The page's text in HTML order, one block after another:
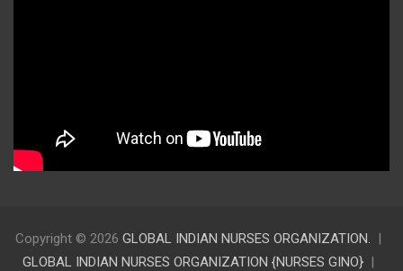
Copyright © 2026 GLOBAL INDIAN NURSES ORGANIZATION.
GLOBAL INDIAN NURSES ORGANIZATION {NURSES GINO}